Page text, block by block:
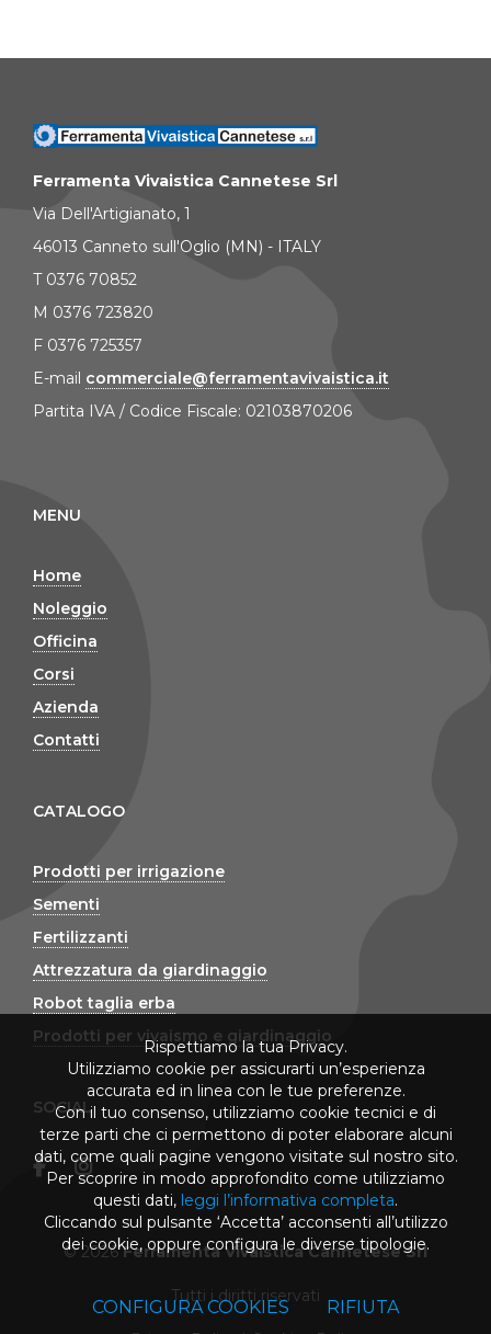
Ferramenta Vivaistica Cannetese Srl
Via Dell'Artigianato, 1
46013 Canneto sull'Oglio (MN) - ITALY
T 0376 70852
M 0376 723820
F 0376 725357
E-mail commerciale@ferramentavivaistica.it
Partita IVA / Codice Fiscale: 02103870206
MENU
Home
Noleggio
Officina
Corsi
Azienda
Contatti
CATALOGO
Prodotti per irrigazione
Sementi
Fertilizzanti
Attrezzatura da giardinaggio
Robot taglia erba
Prodotti per vivaismo e giardinaggio
SOCIAL
© 2026Ferramenta Vivaistica Cannetese Srl
Tutti i diritti riservati
Rispettiamo la tua Privacy.
Utilizziamo cookie per assicurarti un’esperienza
accurata ed in linea con le tue preferenze.
Con il tuo consenso, utilizziamo cookie tecnici e di
terze parti che ci permettono di poter elaborare alcuni
dati, come quali pagine vengono visitate sul nostro sito.
Per scoprire in modo approfondito come utilizziamo
questi dati, leggi l’informativa completa.
Cliccando sul pulsante ‘Accetta’ acconsenti all’utilizzo
dei cookie, oppure configura le diverse tipologie.
CONFIGURA COOKIES RIFIUTA